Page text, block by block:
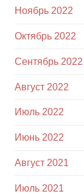
Ноябрь 2022
Октябрь 2022
Сентябрь 2022
Август 2022
Июль 2022
Июнь 2022
Август 2021
Июль 2021